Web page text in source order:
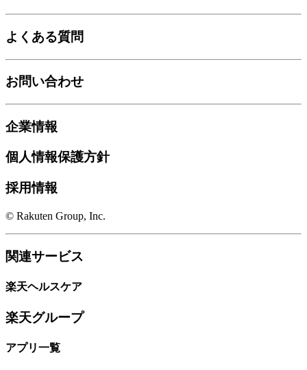
よくある質問
お問い合わせ
企業情報
個人情報保護方針
採用情報
© Rakuten Group, Inc.
関連サービス
楽天ヘルスケア
楽天グループ
アプリ一覧